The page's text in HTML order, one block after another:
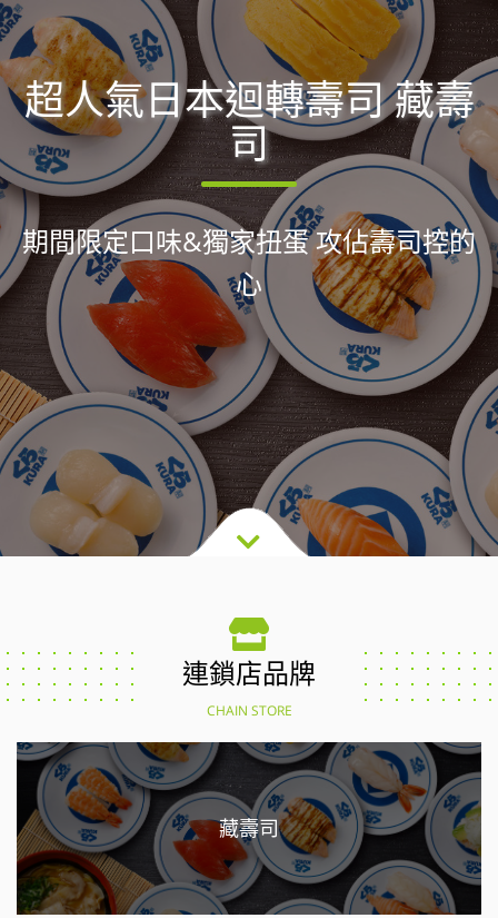
超人氣日本迴轉壽司 藏壽
司
期間限定口味&獨家扭蛋 攻佔壽司控的
心
連鎖店品牌
CHAIN STORE
藏壽司